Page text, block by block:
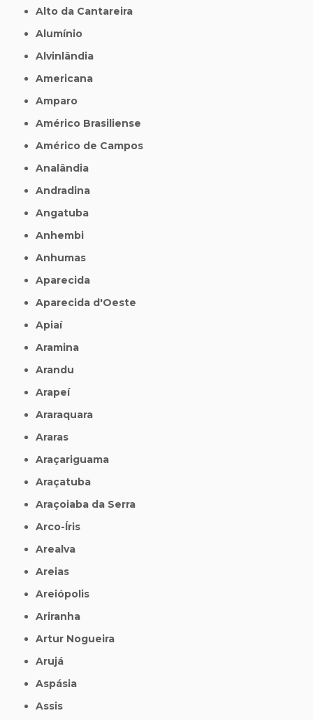
Alto da Cantareira
Alumínio
Alvinlândia
Americana
Amparo
Américo Brasiliense
Américo de Campos
Analândia
Andradina
Angatuba
Anhembi
Anhumas
Aparecida
Aparecida d'Oeste
Apiaí
Aramina
Arandu
Arapeí
Araraquara
Araras
Araçariguama
Araçatuba
Araçoiaba da Serra
Arco-Íris
Arealva
Areias
Areiópolis
Ariranha
Artur Nogueira
Arujá
Aspásia
Assis